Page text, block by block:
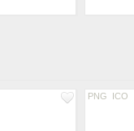
PNG ICO